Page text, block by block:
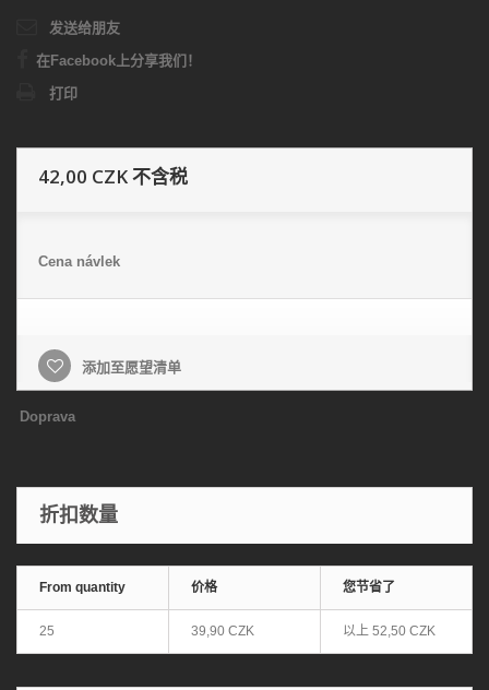
发送给朋友
在Facebook上分享我们！
打印
42,00 CZK不含税
Cena návlek
添加至愿望清单
Doprava
折扣数量
From quantity 价格 您节省了
25 39,90 CZK 以上 52,50 CZK